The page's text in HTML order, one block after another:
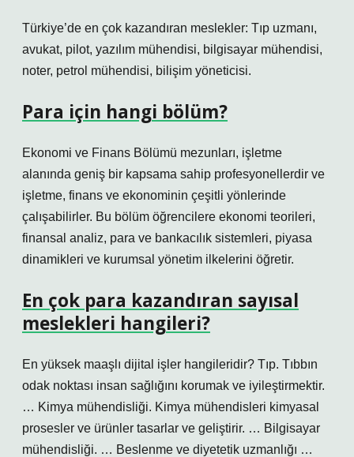
Türkiye’de en çok kazandıran meslekler: Tıp uzmanı,
avukat, pilot, yazılım mühendisi, bilgisayar mühendisi,
noter, petrol mühendisi, bilişim yöneticisi.
Para için hangi bölüm?
Ekonomi ve Finans Bölümü mezunları, işletme
alanında geniş bir kapsama sahip profesyonellerdir ve
işletme, finans ve ekonominin çeşitli yönlerinde
çalışabilirler. Bu bölüm öğrencilere ekonomi teorileri,
finansal analiz, para ve bankacılık sistemleri, piyasa
dinamikleri ve kurumsal yönetim ilkelerini öğretir.
En çok para kazandıran sayısal
meslekleri hangileri?
En yüksek maaşlı dijital işler hangileridir? Tıp. Tıbbın
odak noktası insan sağlığını korumak ve iyileştirmektir.
… Kimya mühendisliği. Kimya mühendisleri kimyasal
prosesler ve ürünler tasarlar ve geliştirir. … Bilgisayar
mühendisliği. … Beslenme ve diyetetik uzmanlığı …